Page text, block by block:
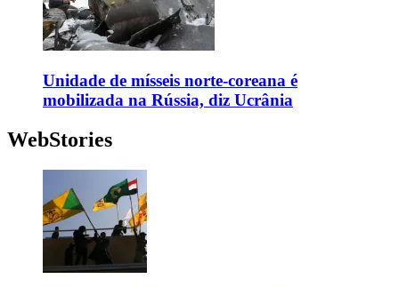
Unidade de mísseis norte-coreana é
mobilizada na Rússia, diz Ucrânia
WebStories